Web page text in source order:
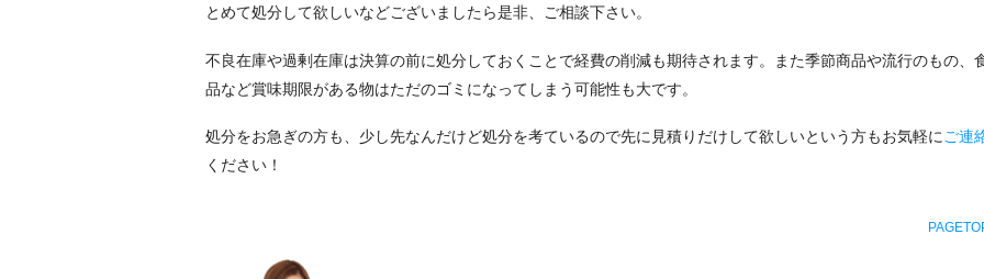
とめて処分して欲しいなどございましたら是非、ご相談下さい。
不良在庫や過剰在庫は決算の前に処分しておくことで経費の削減も期待されます。また季節商品や流行のもの、
品など賞味期限がある物はただのゴミになってしまう可能性も大です。
処分をお急ぎの方も、少し先なんだけど処分を考ているので先に見積りだけして欲しいという方もお気軽に ご連
ください！